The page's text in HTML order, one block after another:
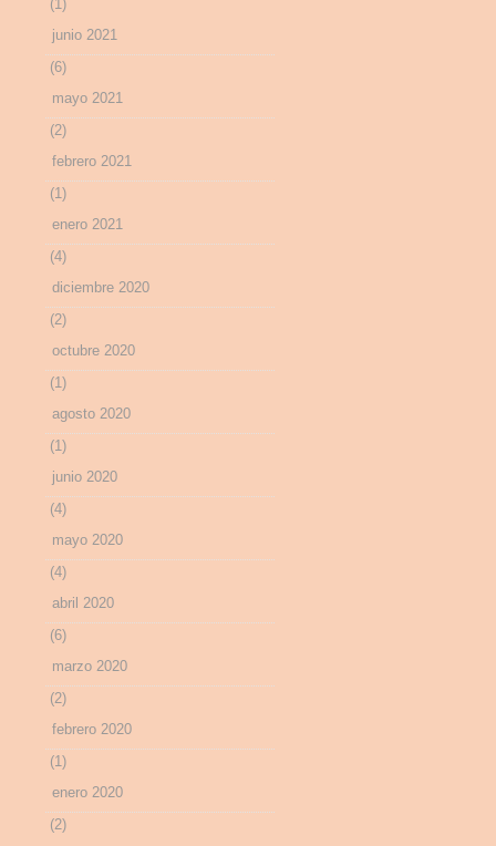
(1)
junio 2021
(6)
mayo 2021
(2)
febrero 2021
(1)
enero 2021
(4)
diciembre 2020
(2)
octubre 2020
(1)
agosto 2020
(1)
junio 2020
(4)
mayo 2020
(4)
abril 2020
(6)
marzo 2020
(2)
febrero 2020
(1)
enero 2020
(2)